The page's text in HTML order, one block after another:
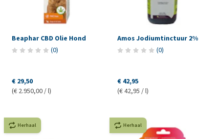
Beaphar CBD Olie Hond
(0)
€ 29,50
(€ 2.950,00 / l)
Amos Jodiumtinctuur 2%
(0)
€ 42,95
(€ 42,95 / l)
Herhaal Herhaal